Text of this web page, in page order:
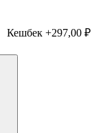
Кешбек +297,00 ₽